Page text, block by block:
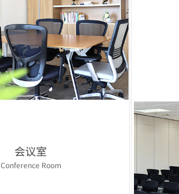
会议室
Conference Room